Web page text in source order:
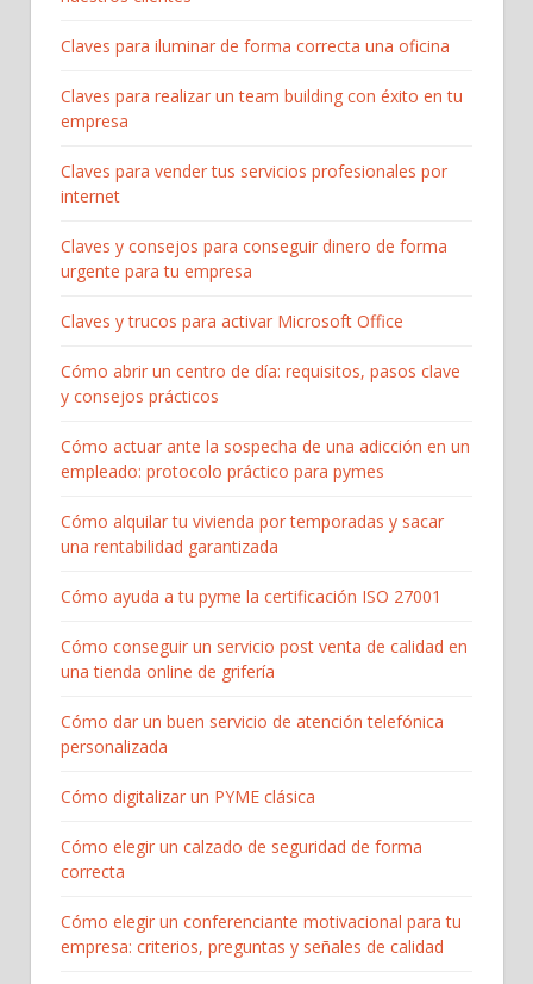
Claves para iluminar de forma correcta una oficina
Claves para realizar un team building con éxito en tu
empresa
Claves para vender tus servicios profesionales por
internet
Claves y consejos para conseguir dinero de forma
urgente para tu empresa
Claves y trucos para activar Microsoft Office
Cómo abrir un centro de día: requisitos, pasos clave
y consejos prácticos
Cómo actuar ante la sospecha de una adicción en un
empleado: protocolo práctico para pymes
Cómo alquilar tu vivienda por temporadas y sacar
una rentabilidad garantizada
Cómo ayuda a tu pyme la certificación ISO 27001
Cómo conseguir un servicio post venta de calidad en
una tienda online de grifería
Cómo dar un buen servicio de atención telefónica
personalizada
Cómo digitalizar un PYME clásica
Cómo elegir un calzado de seguridad de forma
correcta
Cómo elegir un conferenciante motivacional para tu
empresa: criterios, preguntas y señales de calidad